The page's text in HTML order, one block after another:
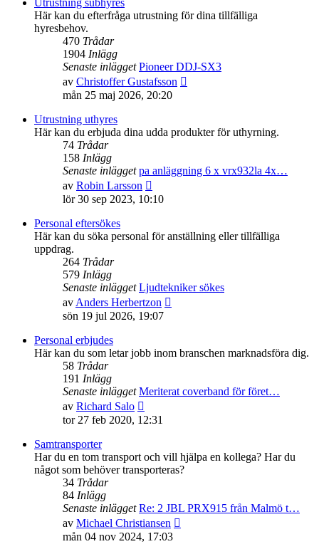
inlägget
Utrustning subhyres
Här kan du efterfråga utrustning för dina tillfälliga
hyresbehov.
470 Trådar
1904 Inlägg
Senaste inlägget Pioneer DDJ-SX3
av Christoffer Gustafsson
inlägget
mån 25 maj 2026, 20:20
Utrustning uthyres
Här kan du erbjuda dina udda produkter för uthyrning.
74 Trådar
158 Inlägg
Senaste inlägget pa anläggning 6 x vrx932la 4x…
av Robin Larsson
till
inlägget
lör 30 sep 2023, 10:10
Personal eftersökes
Här kan du söka personal för anställning eller tillfälliga
uppdrag.
264 Trådar
579 Inlägg
Senaste inlägget Ljudtekniker sökes
avAnders Herbertzon
inlägget
sön 19 jul 2026, 19:07
Personal erbjudes
Här kan du som letar jobb inom branschen marknadsföra dig.
58 Trådar
191 Inlägg
Senaste inlägget Meriterat coverband för föret…
av Richard Salo
till
inlägget
tor 27 feb 2020, 12:31
Samtransporter
Har du en tom transport och vill hjälpa en kollega? Har du
något som behöver transporteras?
34 Trådar
84 Inlägg
Senaste inlägget Re: 2 JBL PRX915 från Malmö t…
av Michael Christiansen
mån 04 nov 2024, 17:03